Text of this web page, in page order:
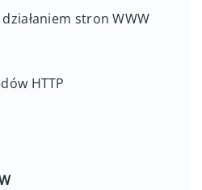
stron WWW
HTTP